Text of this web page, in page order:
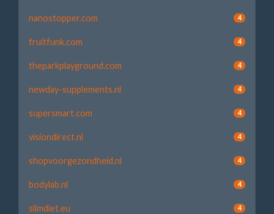
nanostopper.com 4
fruitfunk.com 4
theparkplayground.com 4
newday-supplements.nl 4
supersmart.com 4
visiondirect.nl 4
shopvoorgezondheid.nl 4
bodylab.nl 4
slimdiet.eu 4